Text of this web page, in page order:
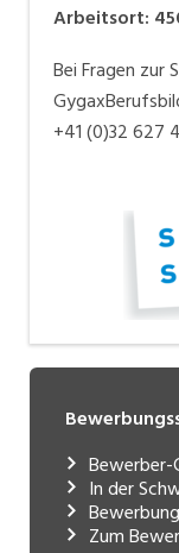
Arbeitsort:
Bei Fragen zur
+41 (0)32 627
Bewerber-
In der
Zum